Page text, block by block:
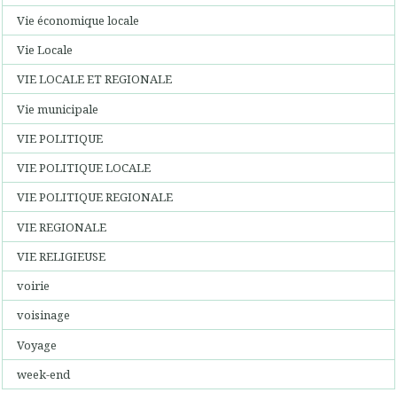
Vie économique locale
Vie Locale
VIE LOCALE ET REGIONALE
Vie municipale
VIE POLITIQUE
VIE POLITIQUE LOCALE
VIE POLITIQUE REGIONALE
VIE REGIONALE
VIE RELIGIEUSE
voirie
voisinage
Voyage
week-end